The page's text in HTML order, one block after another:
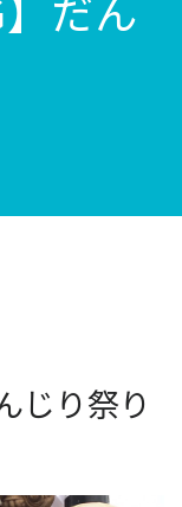
じり祭り